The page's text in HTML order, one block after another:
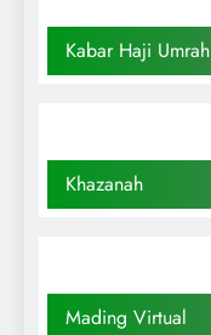
Kabar Haji Umrah
Khazanah
Mading Virtual